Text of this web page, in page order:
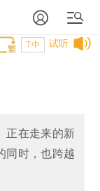
试听
T中
正在走来的新
同时，也跨越